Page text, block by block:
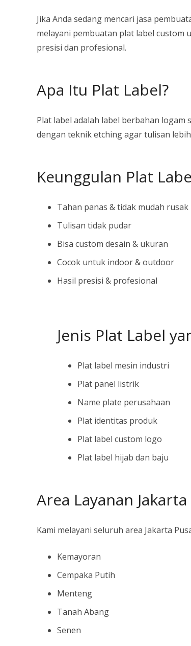
Jika Anda sedang mencari jasa
melayani pembuatan plat label
presisi dan profesional.
Apa Itu Plat Label?
Plat label adalah label berbahan
dengan teknik etching agar tulisan
Keunggulan Plat
Tahan panas & tidak mudah rusak
Tulisan tidak pudar
Bisa custom desain & ukuran
Cocok untuk indoor & outdoor
Hasil presisi & profesional
Jenis Plat Label
Plat label mesin industri
Plat panel listrik
Name plate perusahaan
Plat identitas produk
Plat label custom logo
Plat label hijab dan baju
Area Layanan
Kami melayani seluruh area Jakarta
Kemayoran
Cempaka Putih
Menteng
Tanah Abang
Senen